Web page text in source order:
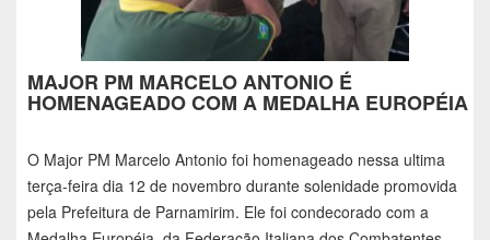
MAJOR PM MARCELO ANTONIO É
HOMENAGEADO COM A MEDALHA EUROPÉIA
O Major PM Marcelo Antonio foi homenageado nessa ultima
terça-feira dia 12 de novembro durante solenidade promovida
pela Prefeitura de Parnamirim. Ele foi condecorado com a